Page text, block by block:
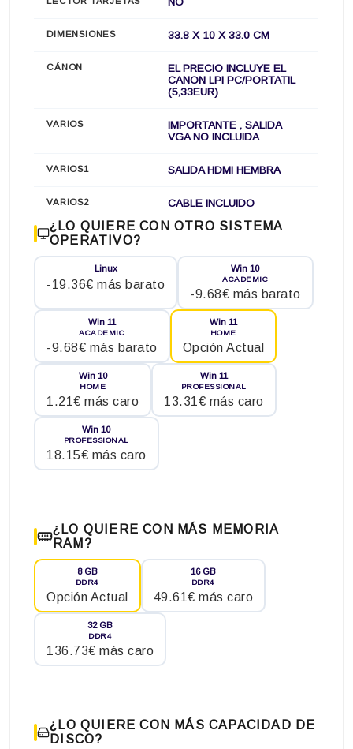
DIMENSIONES 33.8 X 10 X 33.0 CM
CÁNON
EL PRECIO INCLUYE EL
CANON LPI PC/PORTATIL
(5,33EUR)
VARIOS
IMPORTANTE , SALIDA
VGA NO INCLUIDA
VARIOS1 SALIDA HDMI HEMBRA
VARIOS2 CABLE INCLUIDO
¿LO QUIERE CON OTRO SISTEMA
OPERATIVO?
Linux
-19.36€ más barato
Win 10
ACADEMIC
-9.68€ más barato
Win 11
ACADEMIC
-9.68€ más barato
Win 11
HOME
Opción Actual
Win 10
HOME
1.21€ más caro
Win 11
PROFESSIONAL
13.31€ más caro
Win 10
PROFESSIONAL
18.15€ más caro
¿LO QUIERE CON MÁS MEMORIA
RAM?
8 GB
DDR4
Opción Actual
16 GB
DDR4
49.61€ más caro
32 GB
DDR4
136.73€ más caro
¿LO QUIERE CON MÁS CAPACIDAD DE
DISCO?